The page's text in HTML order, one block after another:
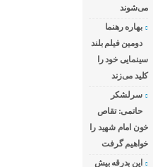
می‌شوند
بهاره رهنما
دومین فیلم بلند
سینمایی خود را
کلید می‌زند
سرلشکر
حاتمی: تقاص
خون امام شهید را
خواهیم گرفت
این بدرقه بیش